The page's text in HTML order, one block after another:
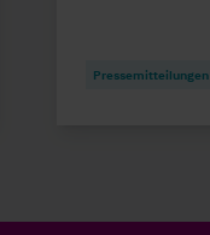
Pressemitteilungen